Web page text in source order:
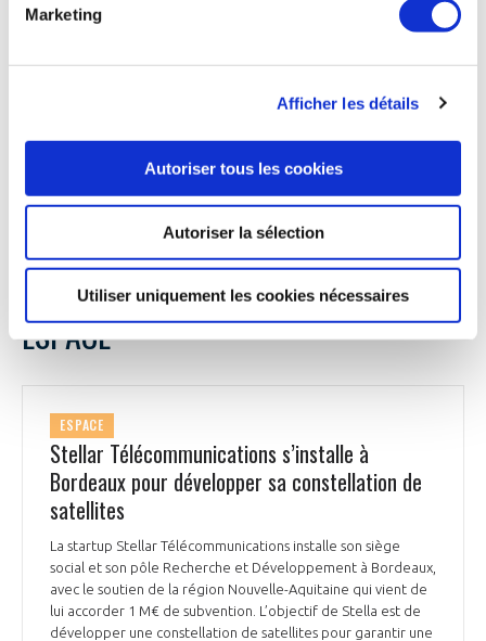
Marketing
Afficher les détails
Autoriser tous les cookies
Autoriser la sélection
Utiliser uniquement les cookies nécessaires
cette nouvelle version. » explique Nicolas Chabert. Au
atteint une vitesse de 308 nœuds pour une consommation
carburant de 10% par rapport au régime maximal de
Aerobuzz.fr du 7 juillet
ESPACE
ESPACE
Stellar Télécommunications s’installe à
Bordeaux pour développer sa constellation de
satellites
La startup Stellar Télécommunications installe son siège
social et son pôle Recherche et Développement à Bordeaux,
avec le soutien de la région Nouvelle-Aquitaine qui vient de
lui accorder 1 M€ de subvention. L’objectif de Stella est de
développer une constellation de satellites pour garantir une